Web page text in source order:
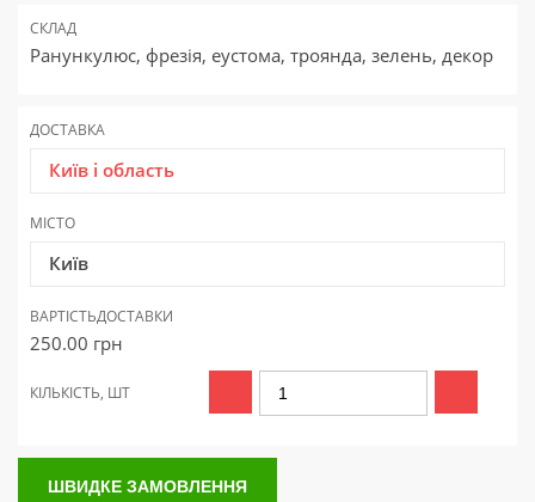
СКЛАД
Ранункулюс, фрезія, еустома, троянда, зелень, декор
ДОСТАВКА
Київ і область
МІСТО
Київ
ВАРТІСТЬДОСТАВКИ
250.00 грн
КІЛЬКІСТЬ, ШТ
ШВИДКЕ ЗАМОВЛЕННЯ